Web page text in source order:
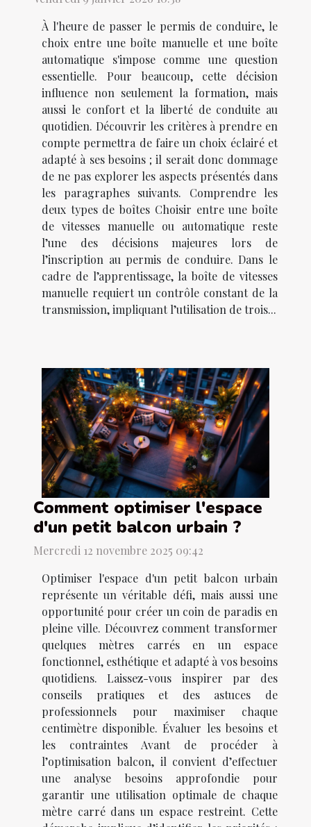
À l'heure de passer le permis de conduire, le
choix entre une boîte manuelle et une boîte
automatique s'impose comme une question
essentielle. Pour beaucoup, cette décision
influence non seulement la formation, mais
aussi le confort et la liberté de conduite au
quotidien. Découvrir les critères à prendre en
compte permettra de faire un choix éclairé et
adapté à ses besoins ; il serait donc dommage
de ne pas explorer les aspects présentés dans
les paragraphes suivants. Comprendre les
deux types de boîtes Choisir entre une boîte
de vitesses manuelle ou automatique reste
l’une des décisions majeures lors de
l’inscription au permis de conduire. Dans le
cadre de l’apprentissage, la boîte de vitesses
manuelle requiert un contrôle constant de la
transmission, impliquant l’utilisation de trois...
Comment optimiser l'espace
d'un petit balcon urbain ?
Mercredi 12 novembre 2025 09:42
Optimiser l'espace d'un petit balcon urbain
représente un véritable défi, mais aussi une
opportunité pour créer un coin de paradis en
pleine ville. Découvrez comment transformer
quelques mètres carrés en un espace
fonctionnel, esthétique et adapté à vos besoins
quotidiens. Laissez-vous inspirer par des
conseils pratiques et des astuces de
professionnels pour maximiser chaque
centimètre disponible. Évaluer les besoins et
les contraintes Avant de procéder à
l’optimisation balcon, il convient d’effectuer
une analyse besoins approfondie pour
garantir une utilisation optimale de chaque
mètre carré dans un espace restreint. Cette